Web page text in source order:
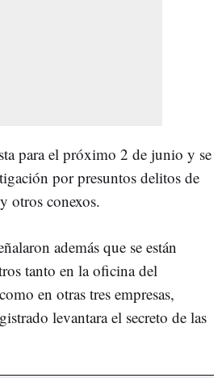
para el próximo 2 de junio y se
por presuntos delitos de
otros conexos.
además que se están
tanto en la oficina del
en otras tres empresas,
levantara el secreto de las